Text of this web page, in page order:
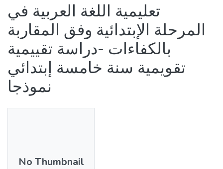
تعليمية اللغة العربية في
المرحلة الإبتدائية وفق المقاربة
بالكفاءات -دراسة تقييمية
تقويمية سنة خامسة إبتدائي
نموذجا
No Thumbnail